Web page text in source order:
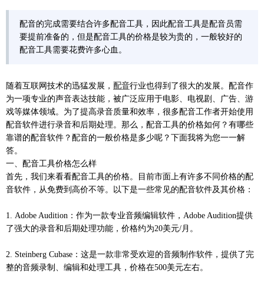
配音的完成需要结合许多配音工具，因此配音工具是配音员需
要提前准备的，但是配音工具的价格是较为贵的，一般较好的
配音工具需要花费许多心血。
随着互联网技术的迅猛发展， 配音行业也得到了很大的发展。配音作
为一项专业的声音表达技能，被广泛应用于电影、电视剧、广告、游
戏等媒体领域。为了提高录音质量和效率，很多配音工作者开始使用
配音软件进行录音和后期处理。那么，配音工具的价格如何？有哪些
靠谱的配音软件？配音的一般价格是多少呢？下面我将为您一一解
答。
一、配音工具价格怎么样
首先，我们来看看配音工具的价格。目前市面上有许多不同价格的配
音软件，从免费到高价不等。以下是一些常见的配音软件及其价格：
1. Adobe Audition：作为一款专业音频编辑软件，Adobe Audition提供
了强大的录音和后期处理功能，价格约为20美元/月。
2. Steinberg Cubase：这是一款非常受欢迎的音频制作软件，提供了完
整的音频录制、编辑和处理工具，价格在500美元左右。